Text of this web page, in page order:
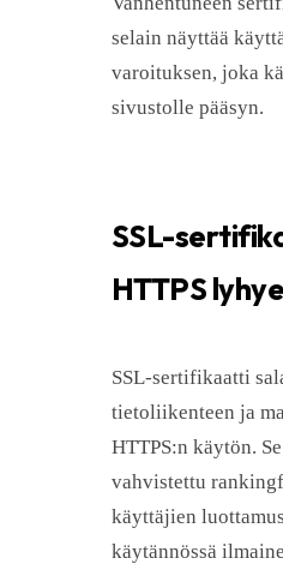
selain näyttää
varoituksen, joka
sivustolle pääsyn.
SSL-
HTTPS
SSL-sertifikaatti
tietoliikenteen ja
HTTPS:n käytön.
vahvistettu
käyttäjien
käytännössä